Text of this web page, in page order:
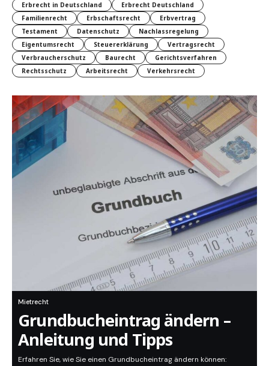
Erbrecht in Deutschland
Erbrecht Deutschland
Familienrecht
Erbschaftsrecht
Erbvertrag
Testament
Datenschutz
Nachlassregelung
Eigentumsrecht
Steuererklärung
Vertragsrecht
Verbraucherschutz
Baurecht
Gerichtsverfahren
Rechtsschutz
Arbeitsrecht Verkehrsrecht
Mietrecht
Grundbucheintrag ändern –
Anleitung und Tipps
Erfahren Sie, wie Sie einen Grundbucheintrag ändern können: